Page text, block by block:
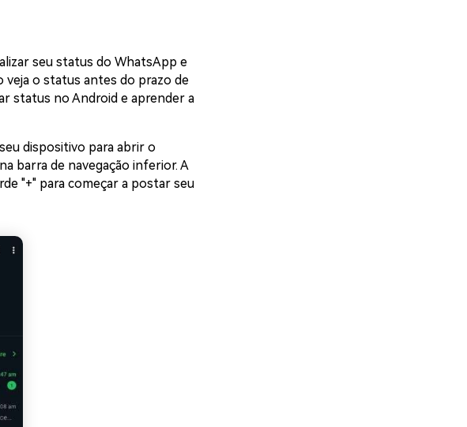
seu status do WhatsApp e
veja o status antes do prazo de
status no Android e aprender a
dispositivo para abrir o
barra de navegação inferior. A
"+" para começar a postar seu